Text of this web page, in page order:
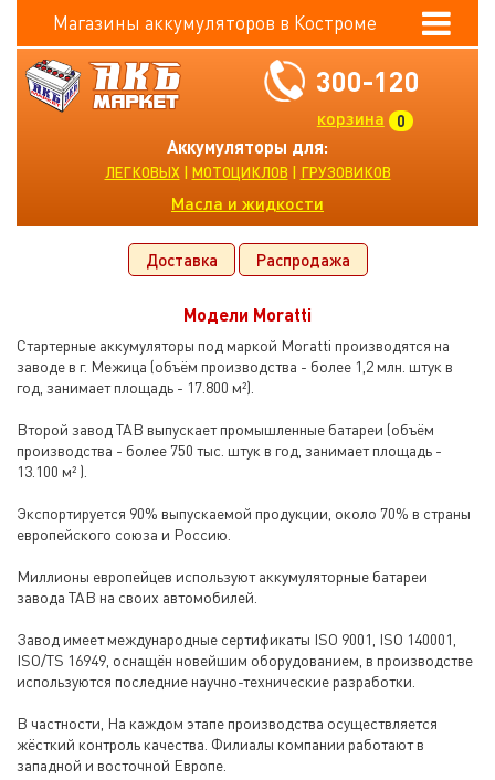
Магазины аккумуляторов в Костроме
300-120
0
корзина
Аккумуляторы для:
ЛЕГКОВЫХ | МОТОЦИКЛОВ | ГРУЗОВИКОВ
Масла и жидкости
Доставка Распродажа
Модели Moratti
Стартерные аккумуляторы под маркой Moratti производятся на
заводе в г. Межица (объём производства - более 1,2 млн. штук в
год, занимает площадь - 17.800 м²).
Второй завод TAB выпускает промышленные батареи (объём
производства - более 750 тыс. штук в год, занимает площадь -
13.100 м² ).
Экспортируется 90% выпускаемой продукции, около 70% в страны
европейского союза и Россию.
Миллионы европейцев используют аккумуляторные батареи
завода TAB на своих автомобилей.
Завод имеет международные сертификаты ISO 9001, ISO 140001,
ISO/TS 16949, оснащён новейшим оборудованием, в производстве
используются последние научно-технические разработки.
В частности, На каждом этапе производства осуществляется
жёсткий контроль качества. Филиалы компании работают в
западной и восточной Европе.